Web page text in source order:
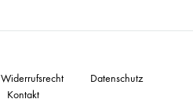
Widerrufsrecht
Datenschutz
Kontakt